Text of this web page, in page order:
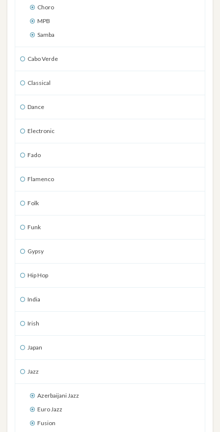
Choro
MPB
Samba
Cabo Verde
Classical
Dance
Electronic
Fado
Flamenco
Folk
Funk
Gypsy
Hip Hop
India
Irish
Japan
Jazz
Azerbaijani Jazz
Euro Jazz
Fusion